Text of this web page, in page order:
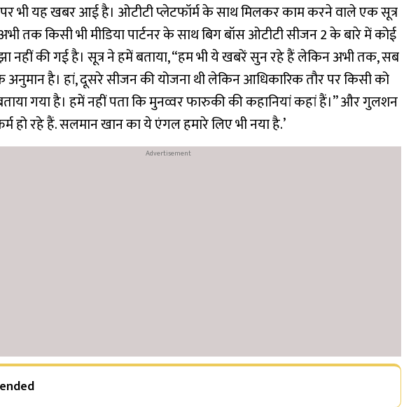
पर भी यह खबर आई है। ओटीटी प्लेटफॉर्म के साथ मिलकर काम करने वाले एक सूत्र
तक किसी भी मीडिया पार्टनर के साथ बिग बॉस ओटीटी सीजन 2 के बारे में कोई
नहीं की गई है। सूत्र ने हमें बताया, “हम भी ये खबरें सुन रहे हैं लेकिन अभी तक, सब
है। हां, दूसरे सीजन की योजना थी लेकिन आधिकारिक तौर पर किसी को
गया है। हमें नहीं पता कि मुनव्वर फारुकी की कहानियां कहां हैं।” और गुलशन
हो रहे हैं. सलमान खान का ये एंगल हमारे लिए भी नया है.’